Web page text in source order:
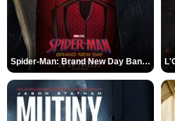
Spider-Man: Brand New Day Bande-annonce VO STFR